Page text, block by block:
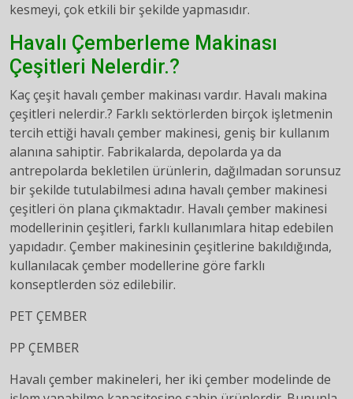
kesmeyi, çok etkili bir şekilde yapmasıdır.
Havalı Çemberleme Makinası
Çeşitleri Nelerdir.?
Kaç çeşit havalı çember makinası vardır. Havalı makina
çeşitleri nelerdir.? Farklı sektörlerden birçok işletmenin
tercih ettiği havalı çember makinesi, geniş bir kullanım
alanına sahiptir. Fabrikalarda, depolarda ya da
antrepolarda bekletilen ürünlerin, dağılmadan sorunsuz
bir şekilde tutulabilmesi adına havalı çember makinesi
çeşitleri ön plana çıkmaktadır. Havalı çember makinesi
modellerinin çeşitleri, farklı kullanımlara hitap edebilen
yapıdadır. Çember makinesinin çeşitlerine bakıldığında,
kullanılacak çember modellerine göre farklı
konseptlerden söz edilebilir.
PET ÇEMBER
PP ÇEMBER
Havalı çember makineleri, her iki çember modelinde de